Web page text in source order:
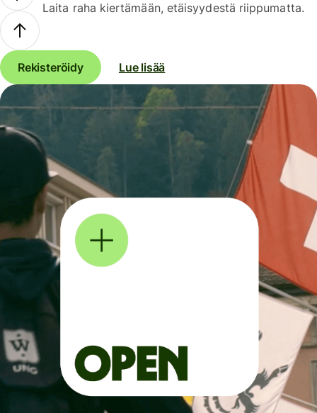
Laita raha kiertämään, etäisyydestä riippumatta.
Rekisteröidy Lue lisää